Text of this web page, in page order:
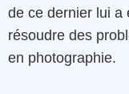
de ce dernier lui a
résoudre des
en photographie.